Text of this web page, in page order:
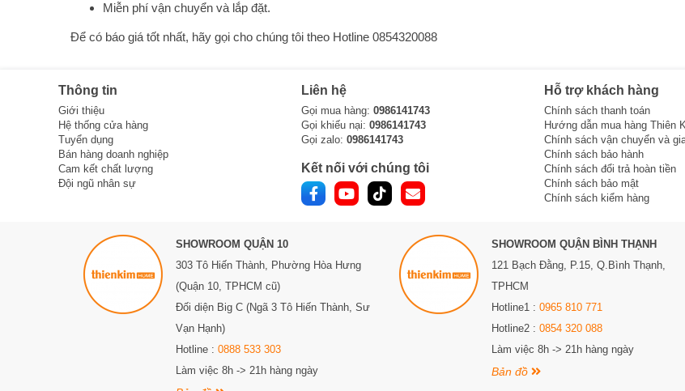
Miễn phí vận chuyển và lắp đặt.
Để có báo giá tốt nhất, hãy gọi cho chúng tôi theo Hotline 0854320088
Thông tin
Giới thiệu
Hệ thống cửa hàng
Tuyển dụng
Bán hàng doanh nghiệp
Cam kết chất lượng
Đội ngũ nhân sự
Liên hệ
Gọi mua hàng: 0986141743
Gọi khiếu nại: 0986141743
Gọi zalo: 0986141743
Kết nối với chúng tôi
Hỗ trợ khách hàng
Chính sách thanh toán
Hướng dẫn mua hàng Thiên
Chính sách vận chuyển và
Chính sách bảo hành
Chính sách đổi trả hoàn tiền
Chính sách bảo mật
Chính sách kiểm hàng
SHOWROOM QUẬN 10
303 Tô Hiến Thành, Phường Hòa Hưng
(Quận 10, TPHCM cũ)
Đối diện Big C (Ngã 3 Tô Hiến Thành, Sư
Vạn Hạnh)
Hotline : 0888 533 303
Làm việc 8h -> 21h hàng ngày
SHOWROOM QUẬN BÌNH THẠNH
121 Bạch Đằng, P.15, Q.Bình Thạnh,
TPHCM
Hotline1 : 0965 810 771
Hotline2 : 0854 320 088
Làm việc 8h -> 21h hàng ngày
Bản đồ